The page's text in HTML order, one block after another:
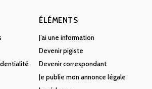
ÉLÉMENTS
J’ai une information
Devenir pigiste
Devenir correspondant
Je publie mon annonce légale